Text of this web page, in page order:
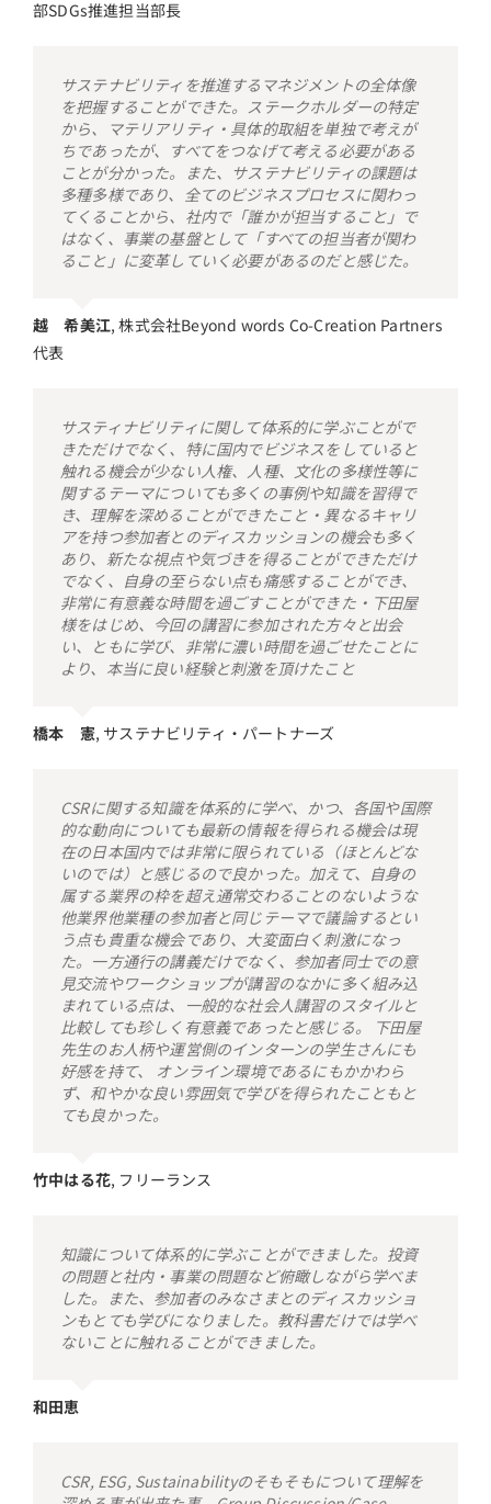
部SDGs推進担当部長
サステナビリティを推進するマネジメントの全体像
を把握することができた。ステークホルダーの特定
から、マテリアリティ・具体的取組を単独で考えが
ちであったが、すべてをつなげて考える必要がある
ことが分かった。また、サステナビリティの課題は
多種多様であり、全てのビジネスプロセスに関わっ
てくることから、社内で「誰かが担当すること」で
はなく、事業の基盤として「すべての担当者が関わ
ること」に変革していく必要があるのだと感じた。
越 希美江,株式会社Beyond words Co-Creation Partners
代表
サスティナビリティに関して体系的に学ぶことがで
きただけでなく、特に国内でビジネスをしていると
触れる機会が少ない人権、人種、文化の多様性等に
関するテーマについても多くの事例や知識を習得で
き、理解を深めることができたこと・異なるキャリ
アを持つ参加者とのディスカッションの機会も多く
あり、新たな視点や気づきを得ることができただけ
でなく、自身の至らない点も痛感することができ、
非常に有意義な時間を過ごすことができた・下田屋
様をはじめ、今回の講習に参加された方々と出会
い、ともに学び、非常に濃い時間を過ごせたことに
より、本当に良い経験と刺激を頂けたこと
橋本 憲, サステナビリティ・パートナーズ
CSRに関する知識を体系的に学べ、かつ、各国や国際
的な動向についても最新の情報を得られる機会は現
在の日本国内では非常に限られている（ほとんどな
いのでは）と感じるので良かった。加えて、自身の
属する業界の枠を超え通常交わることのないような
他業界他業種の参加者と同じテーマで議論するとい
う点も貴重な機会であり、大変面白く刺激になっ
た。一方通行の講義だけでなく、参加者同士での意
見交流やワークショップが講習のなかに多く組み込
まれている点は、一般的な社会人講習のスタイルと
比較しても珍しく有意義であったと感じる。 下田屋
先生のお人柄や運営側のインターンの学生さんにも
好感を持て、 オンライン環境であるにもかかわら
ず、和やかな良い雰囲気で学びを得られたこともと
ても良かった。
竹中はる花, フリーランス
知識について体系的に学ぶことができました。投資
の問題と社内・事業の問題など俯瞰しながら学べま
した。また、参加者のみなさまとのディスカッショ
ンもとても学びになりました。教科書だけでは学べ
ないことに触れることができました。
和田恵
CSR, ESG, Sustainabilityのそもそもについて理解を